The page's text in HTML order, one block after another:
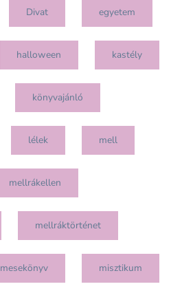
Divat egyetem
halloween kastély
könyvajánló
lélek mell
mellrákellen
mellráktörténet
mesekönyv misztikum